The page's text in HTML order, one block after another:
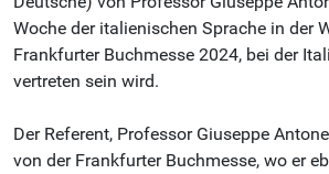
Woche der italienischen Sprache in der
Frankfurter Buchmesse 2024, bei der
vertreten sein wird.
Der Referent, Professor Giuseppe
von der Frankfurter Buchmesse, wo er